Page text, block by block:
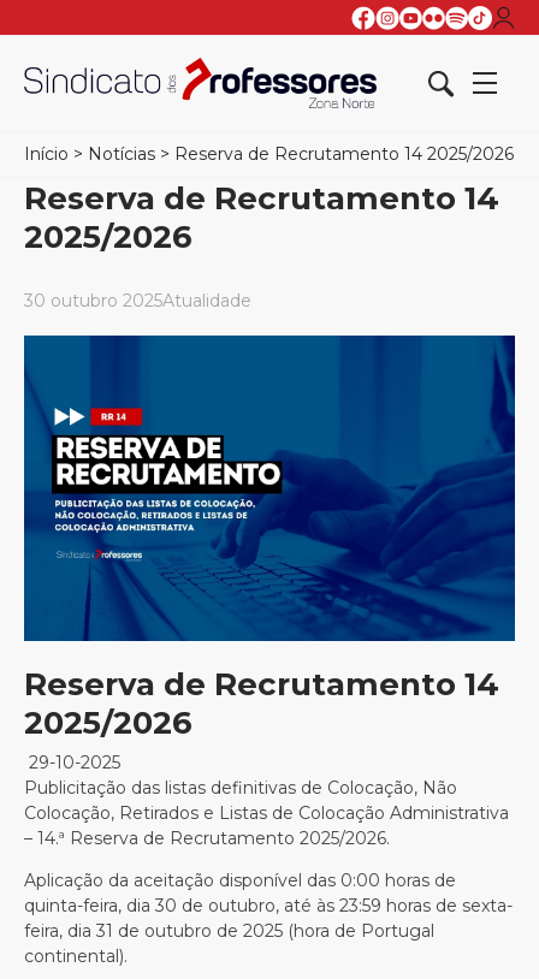
Início > Notícias > Reserva de Recrutamento 14 2025/2026
Reserva de Recrutamento 14
2025/2026
30 outubro 2025Atualidade
Reserva de Recrutamento 14
2025/2026
29-10-2025
Publicitação das listas definitivas de Colocação, Não
Colocação, Retirados e Listas de Colocação Administrativa
– 14.ª Reserva de Recrutamento 2025/2026.
Aplicação da aceitação disponível das 0:00 horas de
quinta-feira, dia 30 de outubro, até às 23:59 horas de sexta-
feira, dia 31 de outubro de 2025 (hora de Portugal
continental).